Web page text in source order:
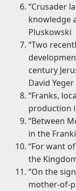
“Crusader
knowledge
Pluskowski
“Two
century
David Yeger
“Franks,
production
“Between
in the
“For want
the
“On the
mother-of-